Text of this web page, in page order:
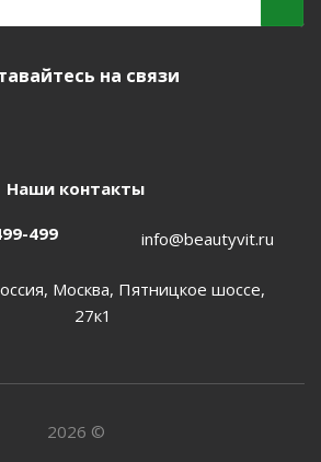
на связи
Наши контакты
499 info@beautyvit.ru
Москва, Пятницкое шоссе,
27к1
2026 ©